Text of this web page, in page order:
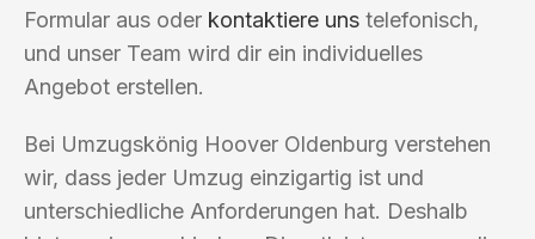
Formular aus oder kontaktiere uns telefonisch,
und unser Team wird dir ein individuelles
Angebot erstellen.
Bei Umzugskönig Hoover Oldenburg verstehen
wir, dass jeder Umzug einzigartig ist und
unterschiedliche Anforderungen hat. Deshalb